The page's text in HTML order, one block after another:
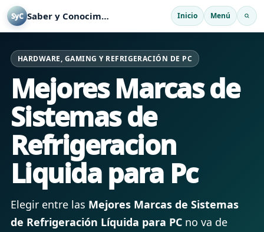
SyC Saber y Conocimiento Inicio Menú
HARDWARE, GAMING Y REFRIGERACIÓN DE PC
Mejores Marcas de
Sistemas de
Refrigeracion
Liquida para Pc
Elegir entre las Mejores Marcas de Sistemas
de Refrigeración Líquida para PC no va de